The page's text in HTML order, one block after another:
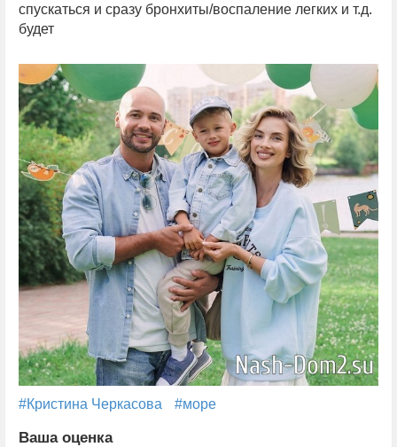
спускаться и сразу бронхиты/воспаление легких и т.д.
будет
#Кристина Черкасова #море
Ваша оценка